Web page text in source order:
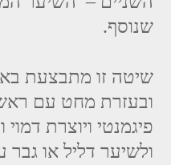
שנוסף.
שיטה זו מתבצעת
ובעזרת מחט עם ראש
פיגמנטי ויוצרת
ולשיער דליל או